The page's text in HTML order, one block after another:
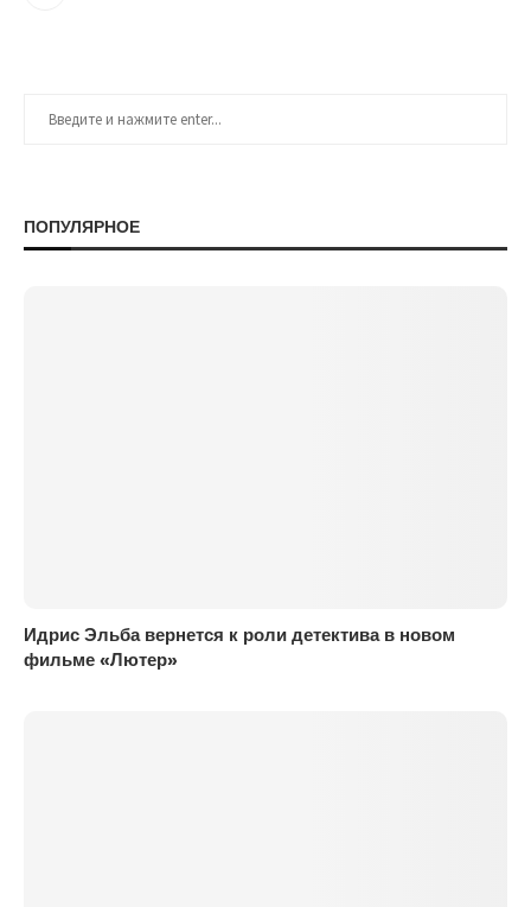
ПОПУЛЯРНОЕ
Идрис Эльба вернется к роли детектива в новом
фильме «Лютер»